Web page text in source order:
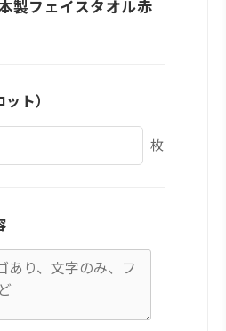
製フェイスタオル赤
ト）
枚